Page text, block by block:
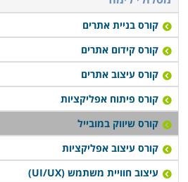
הדרישה ההולכת וגוברת לקורס
רב של מוקדים הכוללים הן בתי ספר
ספר העוסקים בפיתוח טכנולוגיות
שכל המתעניין בלימודים אלו
בירושלים, קורסים בתל אביב,
שבע וכן קורסים בשפה הרוסית.
קורס בניית אתרים
קורס קידום אתרים
קורס עיצוב אתרים
קורס פיתוח אפליקציות
קורס שיווק במובייל
קורס עיצוב אפליקציות
עיצוב חוויית משתמש (UI/UX)